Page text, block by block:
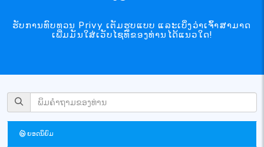
ຮັບການທົບທວນ Privy ເຕັມຮູບແບບ ແລະເບິ່ງວ່າເຈົ້າສາມາດ
ເພີ່ມມັນໃສ່ເວັບໄຊທ໌ຂອງທ່ານໄດ້ແນວໃດ!
ຍອດນິຍົມ